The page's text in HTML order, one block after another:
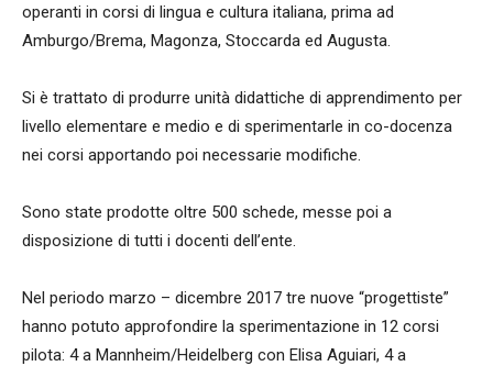
operanti in corsi di lingua e cultura italiana, prima ad
Amburgo/Brema, Magonza, Stoccarda ed Augusta.
Si è trattato di produrre unità didattiche di apprendimento per
livello elementare e medio e di sperimentarle in co-docenza
nei corsi apportando poi necessarie modifiche.
Sono state prodotte oltre 500 schede, messe poi a
disposizione di tutti i docenti dell’ente.
Nel periodo marzo – dicembre 2017 tre nuove “progettiste”
hanno potuto approfondire la sperimentazione in 12 corsi
pilota: 4 a Mannheim/Heidelberg con Elisa Aguiari, 4 a